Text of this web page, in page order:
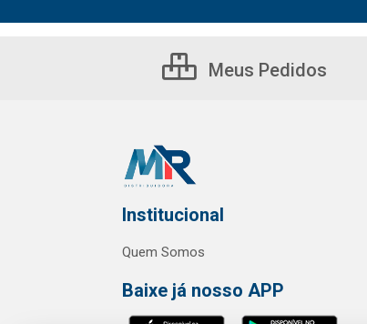
Meus Pedidos
Institucional
Quem Somos
Baixe já nosso APP